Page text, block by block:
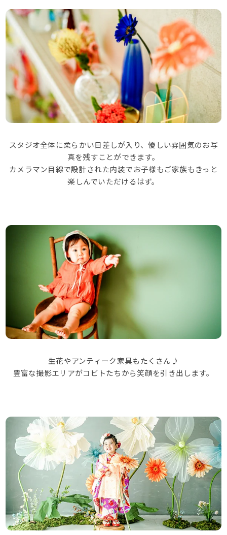
店舗について
スタッフ紹介
撮影・商品について
撮影プラン
商品について
ギャラリー
お問い合わせ
webかんたん予約
スタジオ全体に柔らかい日差しが入り、優しい雰囲気のお写
真を残すことができます。
カメラマン目線で設計された内装でお子様もご家族もきっと
楽しんでいただけるはず。
生花やアンティーク家具もたくさん♪
豊富な撮影エリアがコビトたちから笑顔を引き出します。